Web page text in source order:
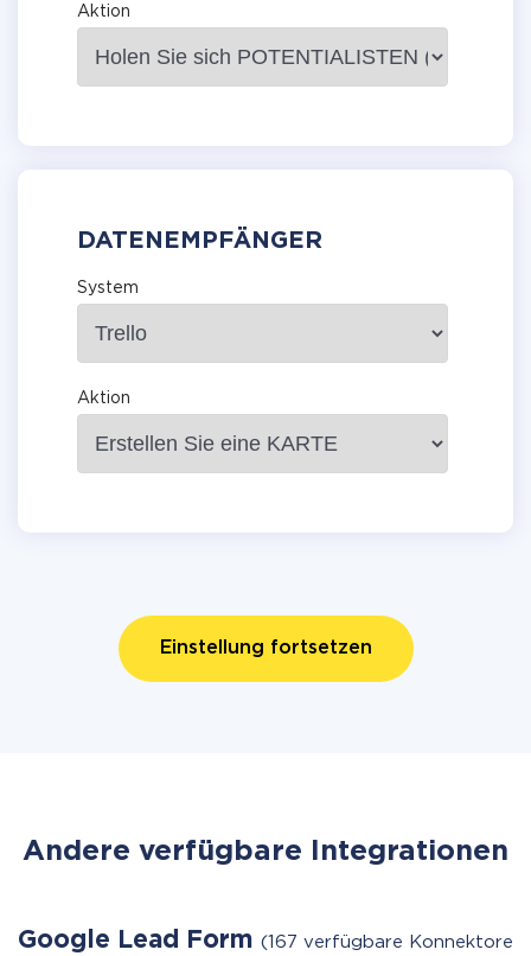
Aktion
DATENEMPFÄNGER
System
Aktion
Einstellung fortsetzen
Andere verfügbare Integrationen
Google Lead Form (167 verfügbare Konnektoren)